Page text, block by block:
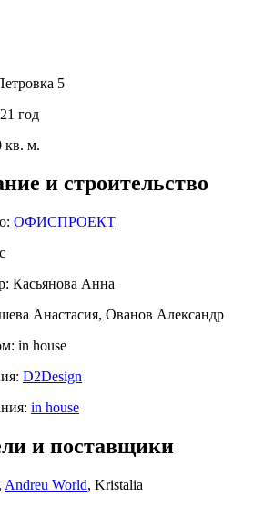
5
год
кв. м.
и строительство
ОФИСПРОЕКТ
Касьянова Анна
Анастасия, Ованов Александр
in house
D2Design
in house
и поставщики
Andreu World, Kristalia